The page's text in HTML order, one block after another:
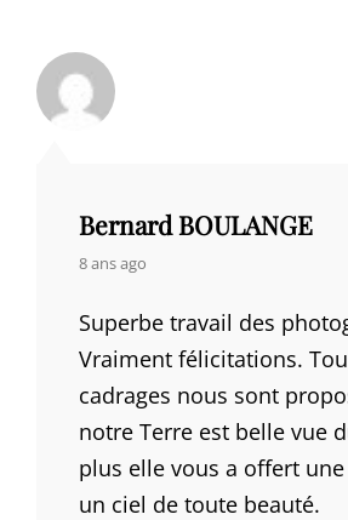
Bernard BOULANGE
says:
8 ans ago
Superbe travail des
Vraiment félicitations.
cadrages nous sont
notre Terre est belle vue
plus elle vous a offert
un ciel de toute beauté.